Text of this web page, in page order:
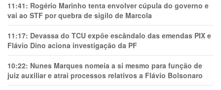
11:41: Rogério Marinho tenta envolver cúpula do governo e
vai ao STF por quebra de sigilo de Marcola
11:17: Devassa do TCU expõe escândalo das emendas PIX e
Flávio Dino aciona investigação da PF
10:22: Nunes Marques nomeia a si mesmo para função de
juiz auxiliar e atrai processos relativos a Flávio Bolsonaro